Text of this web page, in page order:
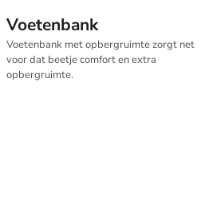
Voetenbank
Voetenbank met opbergruimte zorgt net
voor dat beetje comfort en extra
opbergruimte.